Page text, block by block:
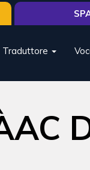
Traduttore